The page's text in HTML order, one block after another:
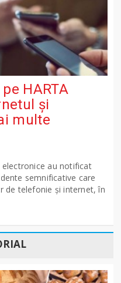
HARTA
și
multe
au notificat
semnificative care
de telefonie și internet, în